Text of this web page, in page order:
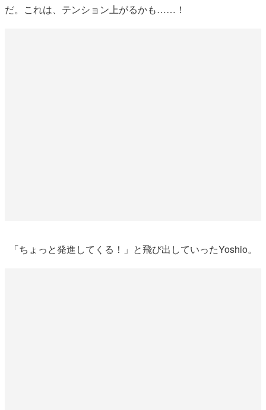
だ。これは、テンション上がるかも……！
「ちょっと発進してくる！」と飛び出していったYoshio。